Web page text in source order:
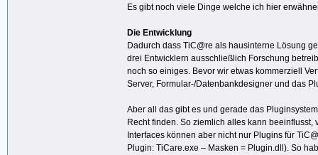
Es gibt noch viele Dinge welche ich hier
Die Entwicklung
Dadurch dass TiC@re als hausinterne Lösung
drei Entwicklern ausschließlich Forschung
noch so einiges. Bevor wir etwas kommerziell
Server, Formular-/Datenbankdesigner und das
Aber all das gibt es und gerade das
Recht finden. So ziemlich alles kann
Interfaces können aber nicht nur Plugins für
Plugin: TiCare.exe – Masken = Plugin.dll). So